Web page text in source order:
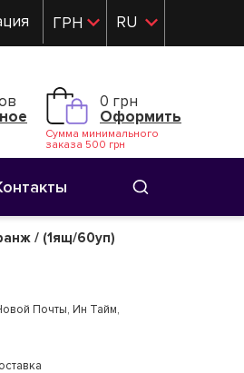
ГРН
UK
RU
0 грн
Оформить
Сумма минимального
заказа 500 грн
/ (1ящ/60уп)
Почты, Ин Тайм,